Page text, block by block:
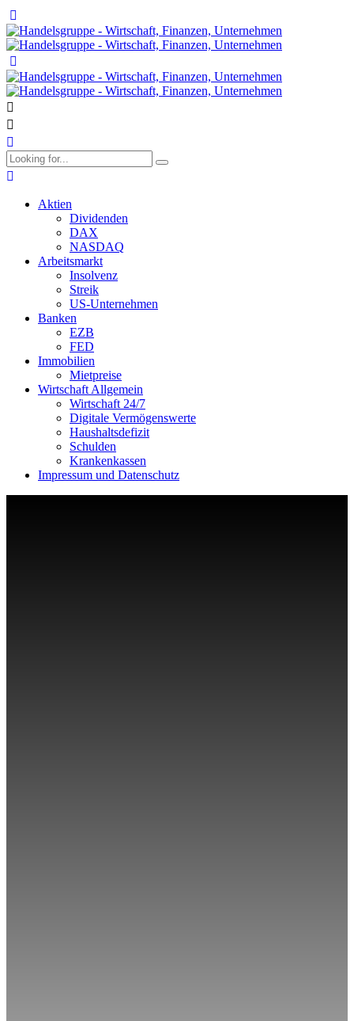
Aktien
Dividenden
DAX
NASDAQ
Arbeitsmarkt
Insolvenz
Streik
US-Unternehmen
Banken
EZB
FED
Immobilien
Mietpreise
Wirtschaft Allgemein
Wirtschaft 24/7
Digitale Vermögenswerte
Haushaltsdefizit
Schulden
Krankenkassen
Impressum und Datenschutz